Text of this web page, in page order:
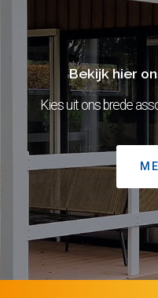
Bekijk hier
Kies uit ons brede